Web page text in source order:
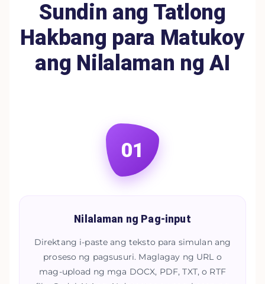
Sundin ang Tatlong
Hakbang para Matukoy
ang Nilalaman ng AI
01
Nilalaman ng Pag-input
Direktang i-paste ang teksto para simulan ang
proseso ng pagsusuri. Maglagay ng URL o
mag-upload ng mga DOCX, PDF, TXT, o RTF